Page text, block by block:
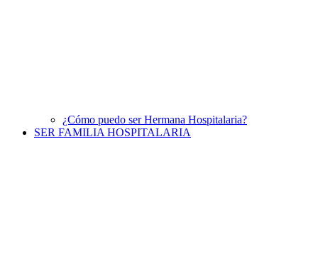
¿Cómo puedo ser Hermana Hospitalaria?
SER FAMILIA HOSPITALARIA